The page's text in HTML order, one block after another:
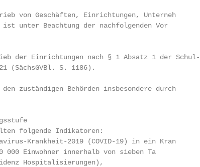
von Geschäften, Einrichtungen, Unterneh­
ist unter Beachtung der nachfolgenden Vor­
der Einrichtungen nach § 1 Absatz 1 der Schul-
(SächsGVBl. S. 1186).
zuständigen Behörden insbesondere durch
folgende Indikatoren:
Krankheit-2019 (COVID-19) in ein Kran­
000 Einwohner innerhalb von sieben Ta­
Hospitalisierungen),